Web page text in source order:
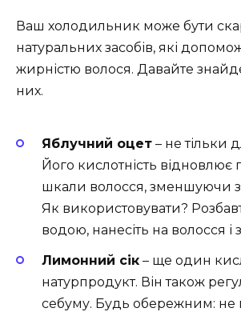
Ваш холодильник може бути
натуральних засобів, які
жирністю волося. Давайте
них.
Яблучний оцет – не тільки
Його кислотність
шкали волосся, зменшуючи
Як використовувати?
водою, нанесіть на волосся і
Лимонний сік – ще один
натурпродукт. Він також
себуму. Будь обережним: не